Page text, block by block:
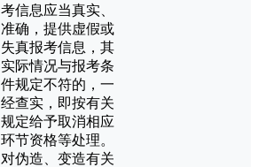
考信息应当真实、
准确，提供虚假或
失真报考信息，其
实际情况与报考条
件规定不符的，一
经查实，即按有关
规定给予取消相应
环节资格等处理。
对伪造、变造有关